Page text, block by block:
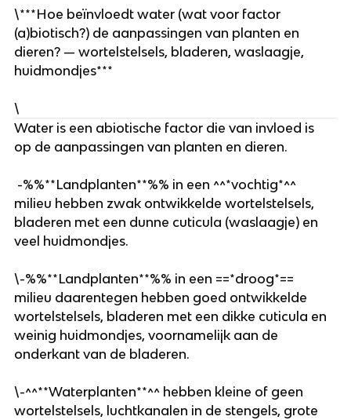
\***Hoe beïnvloedt water (wat voor factor
(a)biotisch?) de aanpassingen van planten en
dieren? — wortelstelsels, bladeren, waslaagje,
huidmondjes***
\
Water is een abiotische factor die van invloed is
op de aanpassingen van planten en dieren.
milieu hebben zwak ontwikkelde wortelstelsels,
bladeren met een dunne cuticula (waslaagje) en
veel huidmondjes.
\-%%**Landplanten**%% in een ==*droog*==
milieu daarentegen hebben goed ontwikkelde
wortelstelsels, bladeren met een dikke cuticula en
weinig huidmondjes, voornamelijk aan de
onderkant van de bladeren.
\-^^**Waterplanten**^^ hebben kleine of geen
wortelstelsels, luchtkanalen in de stengels, grote